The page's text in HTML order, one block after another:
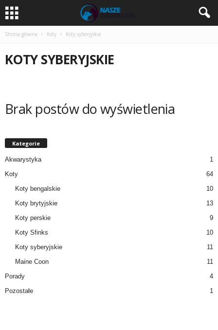
Strona główna Koty Koty syberyjskie
KOTY SYBERYJSKIE
Brak postów do wyświetlenia
Kategorie
Akwarystyka
1
Koty
64
Koty bengalskie
10
Koty brytyjskie
13
Koty perskie
9
Koty Sfinks
10
Koty syberyjskie
11
Maine Coon
11
Porady
4
Pozostałe
1